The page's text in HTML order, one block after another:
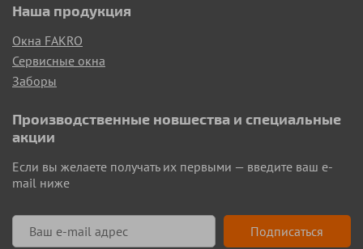
Наша продукция
Окна FAKRO
Сервисные окна
Заборы
Производственные новшества и специальные
акции
Если вы желаете получать их первыми — введите ваш e-
mail ниже
Подписаться